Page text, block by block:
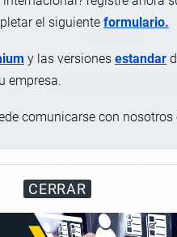
el siguiente formulario.
y las versiones estandar
empresa.
comunicarse con nosotros
CERRAR
10% alambre de hierro.
fiestas de navidad, se coloca en